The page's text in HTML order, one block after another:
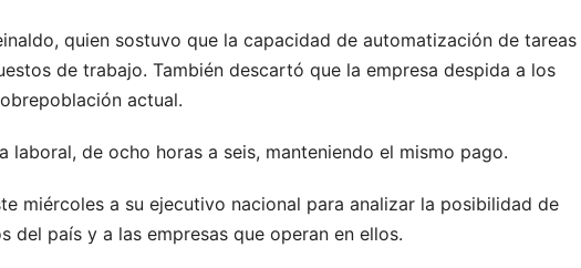
quien sostuvo que la capacidad de automatización de tareas
de trabajo. También descartó que la empresa despida a los
actual.
de ocho horas a seis, manteniendo el mismo pago.
miércoles a su ejecutivo nacional para analizar la posibilidad de
país y a las empresas que operan en ellos.